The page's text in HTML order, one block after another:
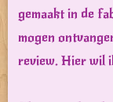
gemaakt in de
mogen
review. Hier wil